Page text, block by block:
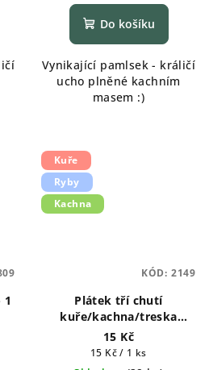
Do košíku
Vynikající pamlsek - králičí
ucho plněné kachním
masem :)
1
Kuře
Ryby
Kachna
Plátek tří chutí
kuře/kachna/treska
měkké 1ks
15 Kč
Měrná
15 Kč / 1 ks
KÓD: 2149